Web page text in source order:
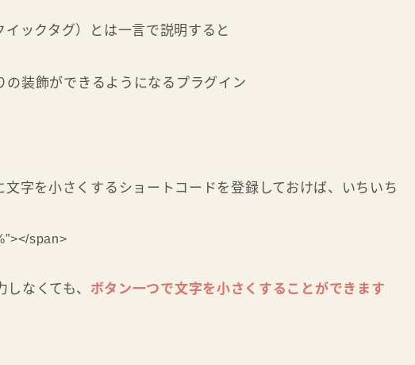
イックタグ）とは一言で説明すると
の装飾ができるようになるプラグイン
字を小さくするショートコードを登録しておけば、いちいち
span>
なくても、 ボタン一つで文字を小さくすることができます